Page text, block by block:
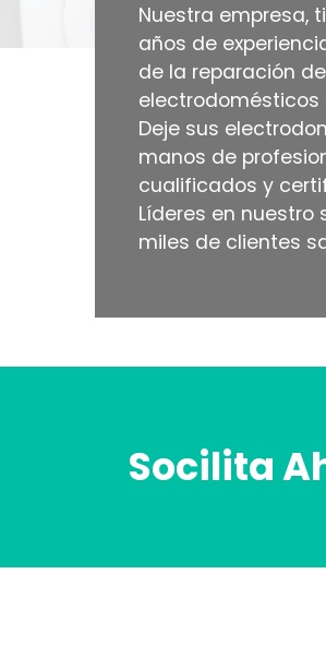
Nuestra empresa,
años de
de la reparación de
electrodomésticos
Deje sus
manos de
cualificados y
Líderes en nuestro
miles de clientes
Socilita